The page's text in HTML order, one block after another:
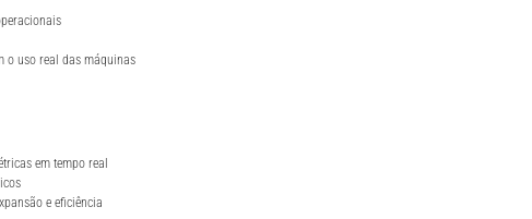
o uso real das máquinas
em tempo real
e eficiência